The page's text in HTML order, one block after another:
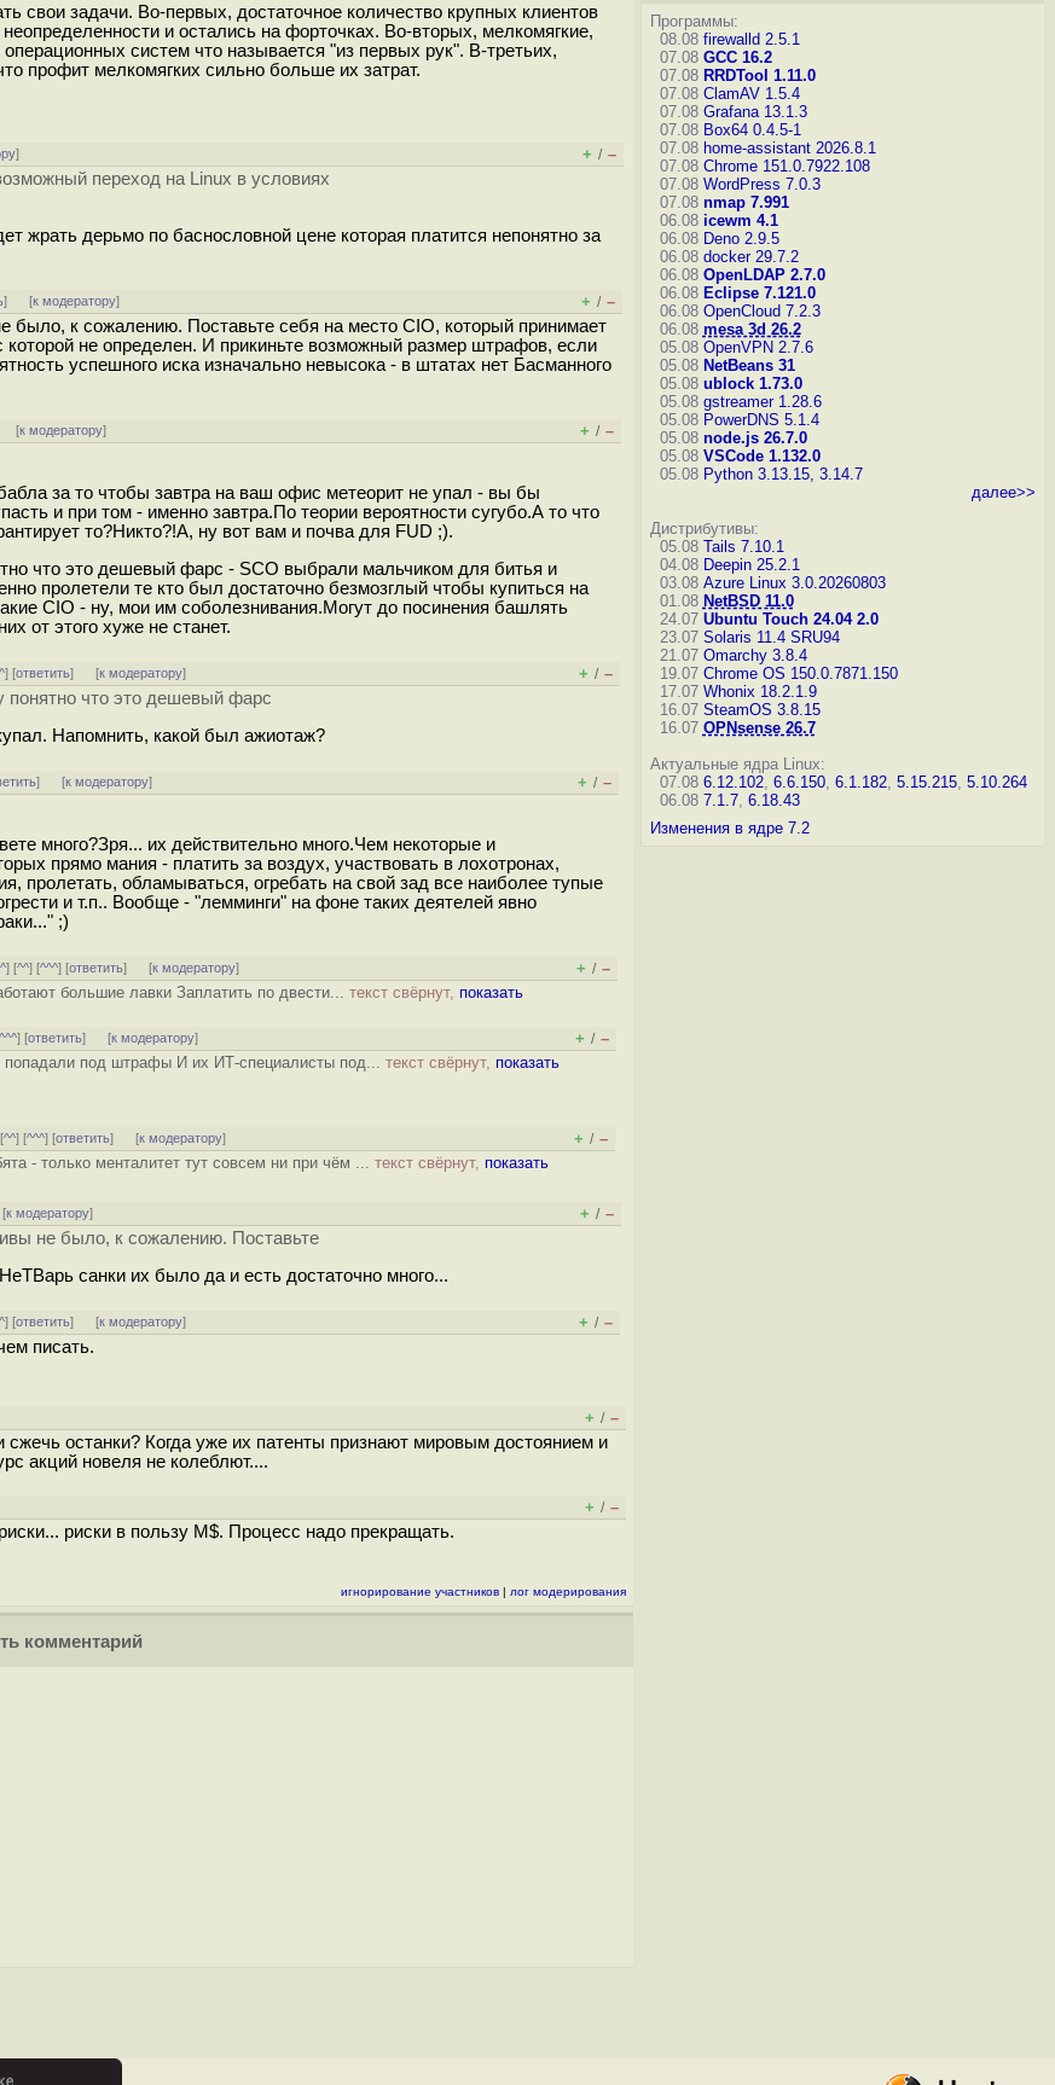
свои задачи. Во-первых, достаточное количество крупных клиентов
и остались на форточках. Во-вторых, мелкомягкие,
систем что называется "из первых рук". В-третьих,
профит мелкомягких сильно больше их затрат.
] + / –
переход на Linux в условиях
жрать дерьмо по баснословной цене которая платится непонятно за
] [к модератору] + / –
было, к сожалению. Поставьте себя на место CIO, который принимает
не определен. И прикиньте возможный размер штрафов, если
успешного иска изначально невысока - в штатах нет Басманного
[к модератору] + / –
за то чтобы завтра на ваш офис метеорит не упал - вы бы
и при том - именно завтра.По теории вероятности сугубо.А то что
то?Никто?!А, ну вот вам и почва для FUD ;).
что это дешевый фарс - SCO выбрали мальчиком для битья и
пролетели те кто был достаточно безмозглый чтобы купиться на
CIO - ну, мои им соболезнивания.Могут до посинения башлять
от этого хуже не станет.
] [ответить] [к модератору] + / –
понятно что это дешевый фарс
Напомнить, какой был ажиотаж?
] [к модератору] + / –
много?Зря... их действительно много.Чем некоторые и
прямо мания - платить за воздух, участвовать в лохотронах,
пролетать, обламываться, огребать на свой зад все наиболее тупые
и т.п.. Вообще - "лемминги" на фоне таких деятелей явно
;)
^] [^^] [^^^] [ответить] [к модератору] + / –
большие лавки Заплатить по двести... текст свёрнут, показать
^^^] [ответить] [к модератору] + / –
попадали под штрафы И их ИТ-специалисты под... текст свёрнут, показать
^^] [^^^] [ответить] [к модератору] + / –
- только менталитет тут совсем ни при чём ... текст свёрнут, показать
к модератору] + / –
не было, к сожалению. Поставьте
санки их было да и есть достаточно много...
] [ответить] [к модератору] + / –
писать.
+ / –
сжечь останки? Когда уже их патенты признают мировым достоянием и
акций новеля не колеблют....
+ / –
риски в пользу M$. Процесс надо прекращать.
игнорирование участников | лог модерирования
комментарий
Программы:
08.08 firewalld 2.5.1
07.08 GCC 16.2
07.08 RRDTool 1.11.0
07.08 ClamAV 1.5.4
07.08 Grafana 13.1.3
07.08 Box64 0.4.5-1
07.08 home-assistant 2026.8.1
07.08 Chrome 151.0.7922.108
07.08 WordPress 7.0.3
07.08 nmap 7.991
06.08 icewm 4.1
06.08 Deno 2.9.5
06.08 docker 29.7.2
06.08 OpenLDAP 2.7.0
06.08 Eclipse 7.121.0
06.08 OpenCloud 7.2.3
06.08 mesa 3d 26.2
05.08 OpenVPN 2.7.6
05.08 NetBeans 31
05.08 ublock 1.73.0
05.08 gstreamer 1.28.6
05.08 PowerDNS 5.1.4
05.08 node.js 26.7.0
05.08 VSCode 1.132.0
05.08 Python 3.13.15, 3.14.7
далее>>
Дистрибутивы:
05.08 Tails 7.10.1
04.08 Deepin 25.2.1
03.08 Azure Linux 3.0.20260803
01.08 NetBSD 11.0
24.07 Ubuntu Touch 24.04 2.0
23.07 Solaris 11.4 SRU94
21.07 Omarchy 3.8.4
19.07 Chrome OS 150.0.7871.150
17.07 Whonix 18.2.1.9
16.07 SteamOS 3.8.15
16.07 OPNsense 26.7
Актуальные ядра Linux:
07.08 6.12.102, 6.6.150, 6.1.182, 5.15.215, 5.10.264
06.08 7.1.7, 6.18.43
Изменения в ядре 7.2